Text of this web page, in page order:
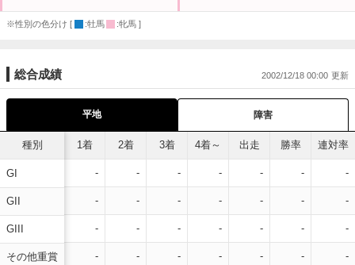
※性別の色分け [ :牡馬 :牝馬 ]
総合成績 2002/12/18 00:00
平地 障害
種別
GI
GII
GIII
その他重賞
1着 2着 3着 4着～ 出走 勝率 連対率
- - - - - - -
- - - - - - -
- - - - - - -
- - - - - - -